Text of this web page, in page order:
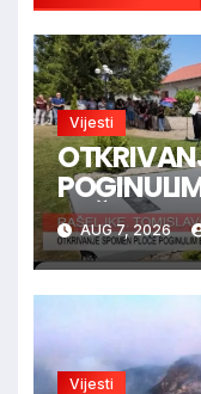
Vijesti
AUG 7, 2026
Vijesti